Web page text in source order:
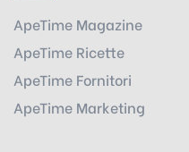
ApeTime Magazine
ApeTime Ricette
ApeTime Fornitori
ApeTime Marketing